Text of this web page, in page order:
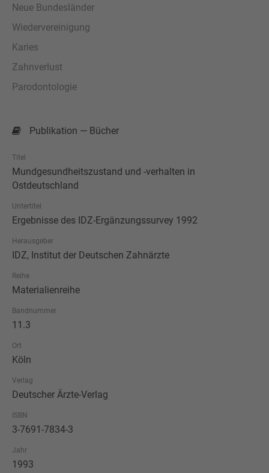
Neue Bundesländer
Wiedervereinigung
Karies
Zahnverlust
Parodontologie
Publikation — Bücher
Titel
Mundgesundheitszustand und -verhalten in
Ostdeutschland
Untertitel
Ergebnisse des IDZ-Ergänzungssurvey 1992
Herausgeber
IDZ, Institut der Deutschen Zahnärzte
Reihe
Materialienreihe
Bandnummer
11.3
Ort
Köln
Verlag
Deutscher Ärzte-Verlag
ISBN
3-7691-7834-3
Jahr
1993